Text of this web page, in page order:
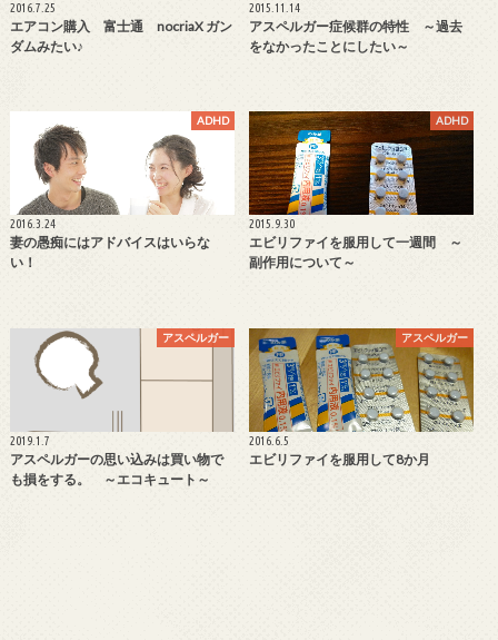
2016.7.25
エアコン購入 富士通 nocriaX ガン
ダムみたい♪
2015.11.14
アスペルガー症候群の特性 ～過去
をなかったことにしたい～
ADHD
2016.3.24
妻の愚痴にはアドバイスはいらな
い！
ADHD
2015.9.30
エビリファイを服用して一週間 ～
副作用について～
アスペルガー
2019.1.7
アスペルガーの思い込みは買い物で
も損をする。 ～エコキュート～
アスペルガー
2016.6.5
エビリファイを服用して8か月